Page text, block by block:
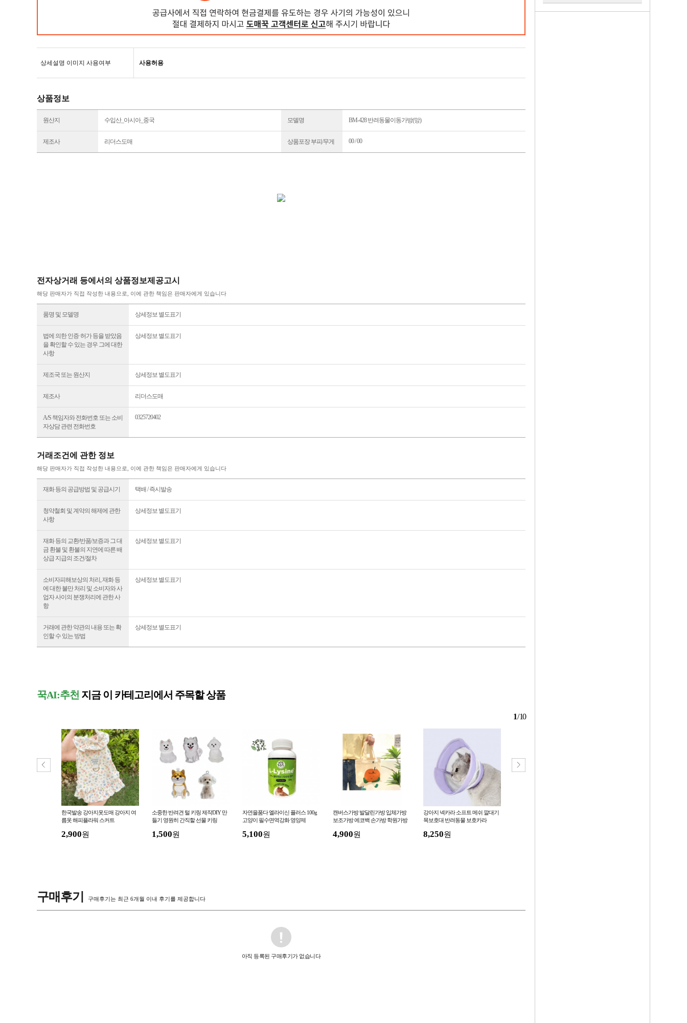
상세설명 이미지 사용여부 사용허용
상품정보
원산지 수입산_아시아_중국 모델명 BM-428 반려동물이동가방(망)
제조사 리더스도매 상품포장 부피/무게 00 / 00
전자상거래 등에서의 상품정보제공고시
해당 판매자가 직접 작성한 내용으로, 이에 관한 책임은 판매자에게 있습니다
품명 및 모델명 상세정보 별도표기
법에 의한 인증·허가 등을 받았음
을 확인할 수 있는 경우 그에 대한
사항
상세정보 별도표기
제조국 또는 원산지 상세정보 별도표기
제조사 리더스도매
A/S 책임자와 전화번호 또는 소비
자상담 관련 전화번호
0325720402
거래조건에 관한 정보
해당 판매자가 직접 작성한 내용으로, 이에 관한 책임은 판매자에게 있습니다
재화 등의 공급방법 및 공급시기 택배 / 즉시발송
청약철회 및 계약의 해제에 관한
사항
상세정보 별도표기
재화 등의 교환/반품/보증과 그 대
금 환불 및 환불의 지연에 따른 배
상급 지급의 조건/절차
상세정보 별도표기
소비자피해보상의 처리, 재화 등
에 대한 불만 처리 및 소비자와 사
업자 사이의 분쟁처리에 관한 사
항
상세정보 별도표기
거래에 관한 약관의 내용 또는 확
인할 수 있는 방법
상세정보 별도표기
꾹AI:추천 지금 이 카테고리에서 주목할 상품
1/10
한국발송 강아지옷도매 강아지 여
름옷 해피플라워 스커트
2,900원
소중한 반려견 털 키링 제작DIY 만
들기 영원히 간직할 선물 키링
1,500원
자연을품다 엘라이신 플러스 100g
고양이 필수면역강화 영양제
5,100원
캔버스가방 발달린가방 입체가방
보조가방 에코백 손가방 학원가방
4,900원
강아지 넥카라 소프트 메쉬 깔대기
목보호대 반려동물 보호카라
8,250원
구매후기 구매후기는 최근 6개월 이내 후기를 제공합니다
아직 등록된 구매후기가 없습니다